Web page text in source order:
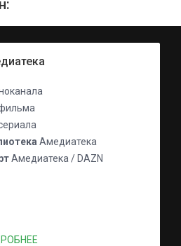
Амедиатека
Амедиатека / DAZN